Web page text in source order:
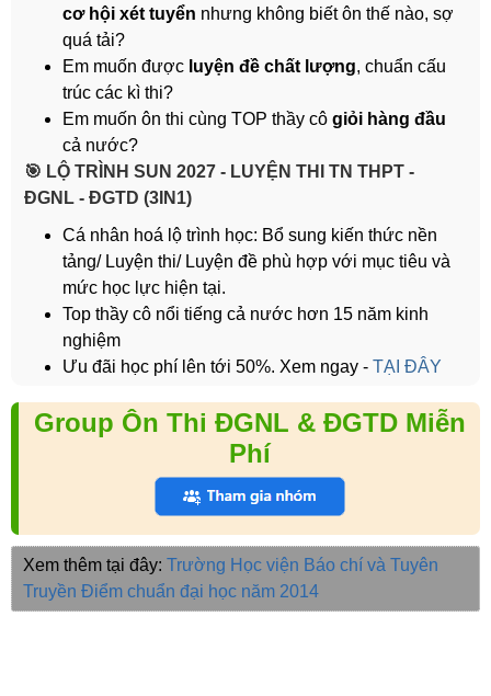
cơ hội xét tuyển nhưng không biết ôn thế nào, sợ
quá tải?
Em muốn được luyện đề chất lượng, chuẩn cấu
trúc các kì thi?
Em muốn ôn thi cùng TOP thầy cô giỏi hàng đầu
cả nước?
️🎯 LỘ TRÌNH SUN 2027 - LUYỆN THI TN THPT -
ĐGNL - ĐGTD (3IN1)
Cá nhân hoá lộ trình học: Bổ sung kiến thức nền
tảng/ Luyện thi/ Luyện đề phù hợp với mục tiêu và
mức học lực hiện tại.
Top thầy cô nổi tiếng cả nước hơn 15 năm kinh
nghiệm
Ưu đãi học phí lên tới 50%. Xem ngay - TẠI ĐÂY
Group Ôn Thi ĐGNL & ĐGTD Miễn
Phí
Xem thêm tại đây: Trường Học viện Báo chí và Tuyên
Truyền Điểm chuẩn đại học năm 2014